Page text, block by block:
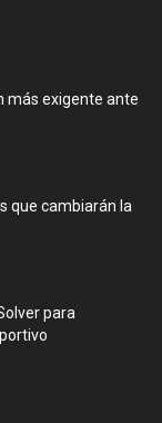
más exigente ante
que cambiarán la
para